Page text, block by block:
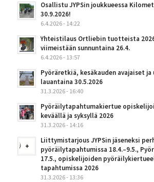
Osallistu JYPSin joukkueessa
30.9.2026!
6.4.2026 - 14:22
Yhteistilaus Ortliebin tuotteista
viimeistään sunnuntaina 26.4.
6.4.2026 - 13:57
Pyöräretkiä, kesäkauden avajaiset
lauantaina 30.5.2026
31.3.2026 - 16:40
Pyöräilytapahtumakiertue
keväällä ja syksyllä 2026
31.3.2026 - 14:16
Liittymistarjous JYPSin jäseneksi
pyöräilytapahtumissa 18.4.–9.5.,
17.5., opiskelijoiden
tapahtumissa 2026
31.3.2026 - 13:36